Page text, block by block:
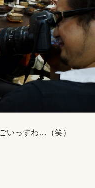
いっすわ…（笑）